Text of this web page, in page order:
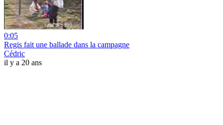
0:05
Regis fait une ballade dans la campagne
Cédric
il y a 20 ans